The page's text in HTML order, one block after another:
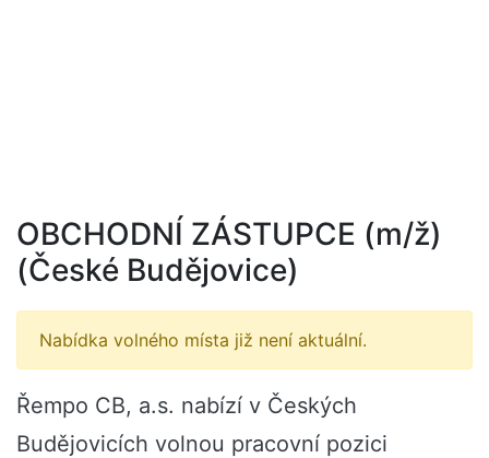
OBCHODNÍ ZÁSTUPCE (m/ž)
(České Budějovice)
Nabídka volného místa již není aktuální.
Řempo CB, a.s. nabízí v Českých
Budějovicích volnou pracovní pozici